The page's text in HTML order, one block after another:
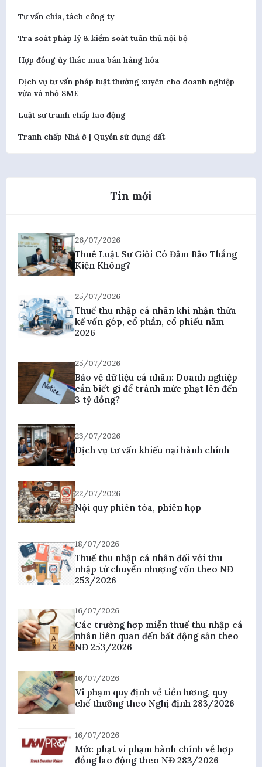
Tư vấn chia, tách công ty
Tra soát pháp lý & kiểm soát tuân thủ nội bộ
Hợp đồng ủy thác mua bán hàng hóa
Dịch vụ tư vấn pháp luật thường xuyên cho doanh nghiệp
vừa và nhỏ SME
Luật sư tranh chấp lao động
Tranh chấp Nhà ở | Quyền sử dụng đất
Tin mới
26/07/2026
Thuê Luật Sư Giỏi Có Đảm Bảo Thắng
Kiện Không?
25/07/2026
Thuế thu nhập cá nhân khi nhận thừa
kế vốn góp, cổ phần, cổ phiếu năm
2026
25/07/2026
Bảo vệ dữ liệu cá nhân: Doanh nghiệp
cần biết gì để tránh mức phạt lên đến
3 tỷ đồng?
23/07/2026
Dịch vụ tư vấn khiếu nại hành chính
22/07/2026
Nội quy phiên tòa, phiên họp
18/07/2026
Thuế thu nhập cá nhân đối với thu
nhập từ chuyển nhượng vốn theo NĐ
253/2026
16/07/2026
Các trường hợp miễn thuế thu nhập cá
nhân liên quan đến bất động sản theo
NĐ 253/2026
16/07/2026
Vi phạm quy định về tiền lương, quy
chế thưởng theo Nghị định 283/2026
16/07/2026
Mức phạt vi phạm hành chính về hợp
đồng lao động theo NĐ 283/2026